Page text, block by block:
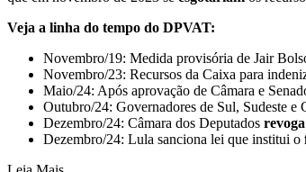
Veja a linha do tempo do DPVAT:
Novembro/19: Medida provisória de Jair
Novembro/23: Recursos da Caixa para
Maio/24: Após aprovação de Câmara e
Outubro/24: Governadores de Sul, Sudeste e
Dezembro/24: Câmara dos Deputados revoga
Dezembro/24: Lula sanciona lei que institui o